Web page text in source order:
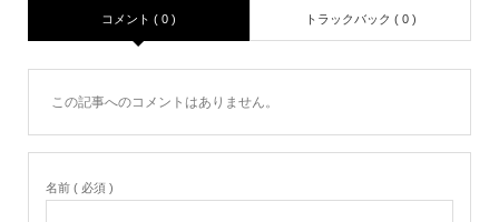
コメント ( 0 ) トラックバック ( 0 )
この記事へのコメントはありません。
名前 ( 必須 )